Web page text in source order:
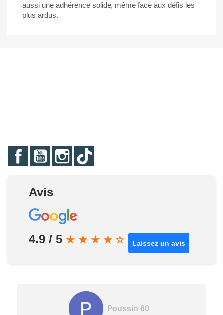
aussi une adhérence solide, même face aux défis les
plus ardus.
FacebookYouTubeInstagram
Avis
4.9 / 5 ★ ★ ★ ★ ☆ Laissez un avis
Poussin 60